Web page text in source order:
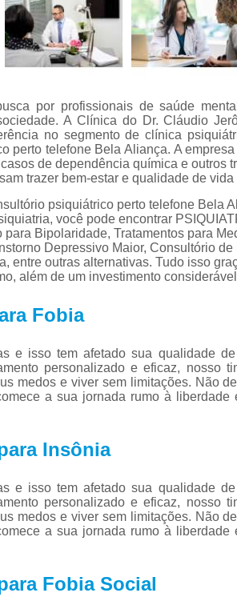
Tratamentos
para
transtorno
bipolar
para
transtorno de
estresse
Tratamentos
para
transtorno do
pânico
por profissionais de saúde
A Clínica do Dr. Cláudio
no segmento de clínica
perto telefone Bela Aliança. A
de dependência química e outros
trazer bem-estar e qualidade de
psiquiátrico perto telefone Bela
você pode encontrar
para Bipolaridade, Tratamentos para
Depressivo Maior, Consultório
entre outras alternativas. Tudo isso
além de um investimento
Fobia
e isso tem afetado sua qualidade
personalizado e eficaz, nosso
medos e viver sem limitações. Não
a sua jornada rumo à
Insônia
e isso tem afetado sua qualidade
personalizado e eficaz, nosso
medos e viver sem limitações. Não
a sua jornada rumo à
Fobia Social